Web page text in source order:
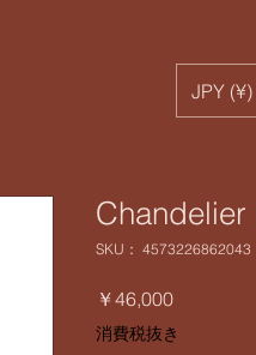
Chandelier
SKU： 4573226862043
￥46,000価
格
消費税抜き
JPY (¥)